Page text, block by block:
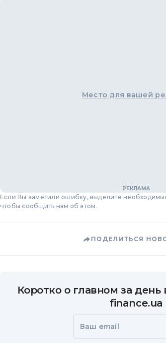
Место для вашей
Если Вы заметили ошибку, выделите
чтобы сообщить нам об этом.
ПОДЕЛИТЬСЯ
Коротко о главном за
finance.ua
Ваш email